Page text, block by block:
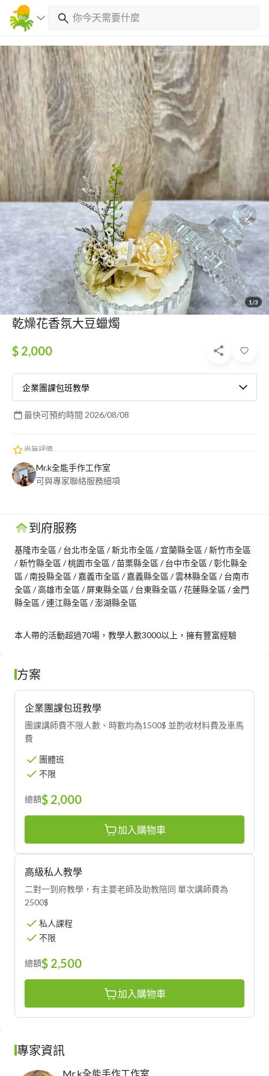
1/3
乾燥花香氛大豆蠟燭
尚無評價
最快可預約時間 2026/08/08
$ 2,000
企業團課包班教學
Mr.k全能手作工作室
可與專家聯絡服務細項
到府服務
基隆市全區 / 台北市全區 / 新北市全區 / 宜蘭縣全區 / 新竹市全區
/ 新竹縣全區 / 桃園市全區 / 苗栗縣全區 / 台中市全區 / 彰化縣全
區 / 南投縣全區 / 嘉義市全區 / 嘉義縣全區 / 雲林縣全區 / 台南市
全區 / 高雄市全區 / 屏東縣全區 / 台東縣全區 / 花蓮縣全區 / 金門
縣全區 / 連江縣全區 / 澎湖縣全區
本人帶的活動超過70場，教學人數3000以上，擁有豐富經驗
方案
企業團課包班教學
團課講師費不限人數、時數均為1500$ 並酌收材料費及車馬
費
團體班
不限
總額$ 2,000
加入購物車
高級私人教學
二對一到府教學，有主要老師及助教陪同 單次講師費為
2500$
私人課程
不限
總額$ 2,500
加入購物車
專家資訊
Mr.k全能手作工作室